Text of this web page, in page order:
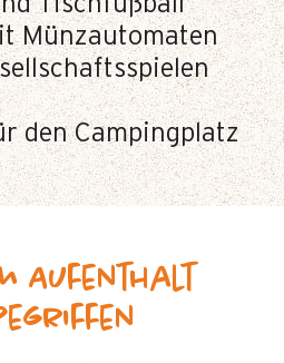
Münzautomaten
den Campingplatz
Aufenthalt